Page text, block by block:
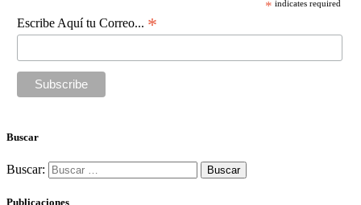
* indicates required
Escribe Aquí tu Correo... *
Buscar
Buscar:
Publicaciones